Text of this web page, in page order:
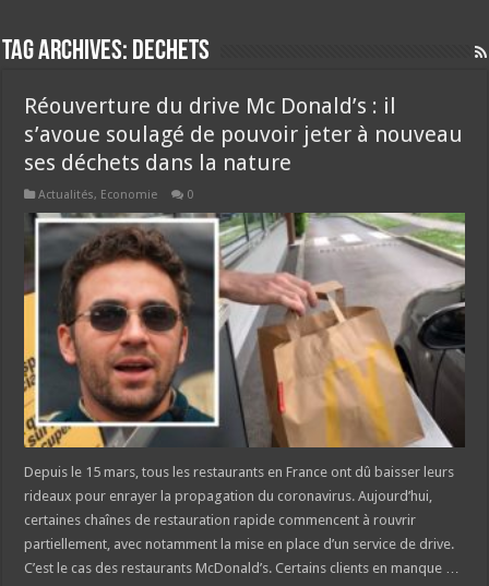
Tag Archives: dechets
Réouverture du drive Mc Donald’s : il
s’avoue soulagé de pouvoir jeter à nouveau
ses déchets dans la nature
Actualités, Economie 0
Depuis le 15 mars, tous les restaurants en France ont dû baisser leurs
rideaux pour enrayer la propagation du coronavirus. Aujourd’hui,
certaines chaînes de restauration rapide commencent à rouvrir
partiellement, avec notamment la mise en place d’un service de drive.
C’est le cas des restaurants McDonald’s. Certains clients en manque …